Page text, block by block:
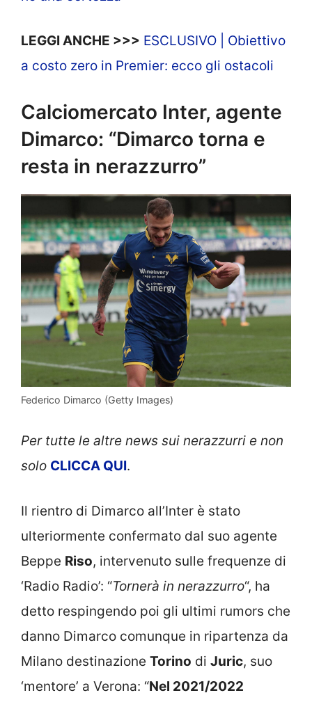
LEGGI ANCHE >>> ESCLUSIVO | Obiettivo
a costo zero in Premier: ecco gli ostacoli
Calciomercato Inter, agente
Dimarco: “Dimarco torna e
resta in nerazzurro”
Federico Dimarco (Getty Images)
Per tutte le altre news sui nerazzurri e non
solo CLICCA QUI.
Il rientro di Dimarco all’Inter è stato
ulteriormente confermato dal suo agente
Beppe Riso, intervenuto sulle frequenze di
‘Radio Radio’: “Tornerà in nerazzurro“, ha
detto respingendo poi gli ultimi rumors che
danno Dimarco comunque in ripartenza da
Milano destinazione Torino di Juric, suo
‘mentore’ a Verona: “Nel 2021/2022